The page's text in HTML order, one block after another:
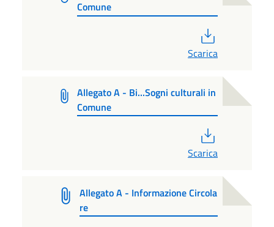
Comune
Scarica
Allegato A - Bi...Sogni culturali in
Comune
Scarica
Allegato A - Informazione Circola
re